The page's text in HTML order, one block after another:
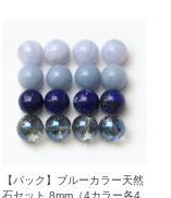
【パック】ブルーカラー天然